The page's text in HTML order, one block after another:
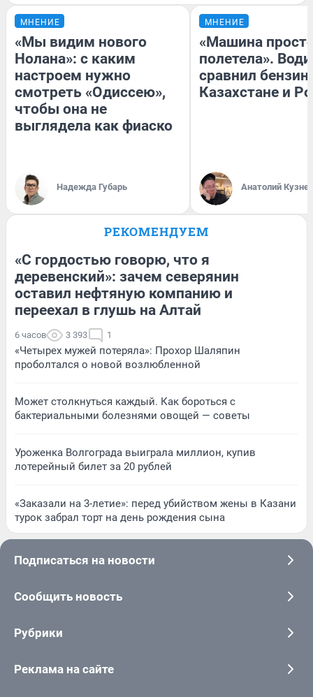
МНЕНИЕ
«Мы видим нового
Нолана»: с каким
настроем нужно
смотреть «Одиссею»,
чтобы она не
выглядела как фиаско
Надежда Губарь
МНЕНИЕ
«Машина
полетела».
сравнил бензин
Казахстане и
Анатолий
РЕКОМЕНДУЕМ
«С гордостью говорю, что я
деревенский»: зачем северянин
оставил нефтяную компанию и
переехал в глушь на Алтай
6 часов 3 393 1
«Четырех мужей потеряла»: Прохор Шаляпин
проболтался о новой возлюбленной
Может столкнуться каждый. Как бороться с
бактериальными болезнями овощей — советы
Уроженка Волгограда выиграла миллион, купив
лотерейный билет за 20 рублей
«Заказали на 3-летие»: перед убийством жены в Казани
турок забрал торт на день рождения сына
Подписаться на новости
Сообщить новость
Рубрики
Реклама на сайте